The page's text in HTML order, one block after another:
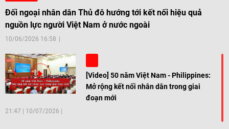
Đối ngoại nhân dân Thủ đô hướng tới kết nối hiệu quả
nguồn lực người Việt Nam ở nước ngoài
10/06/2026 16:58
[Video] 50 năm Việt Nam - Philippines:
Mở rộng kết nối nhân dân trong giai
đoạn mới
21:47 10/07/2026